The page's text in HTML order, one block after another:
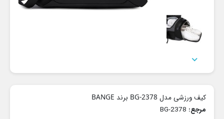

کیف ورزشی مدل BG-2378 برند BANGE
مرجع: